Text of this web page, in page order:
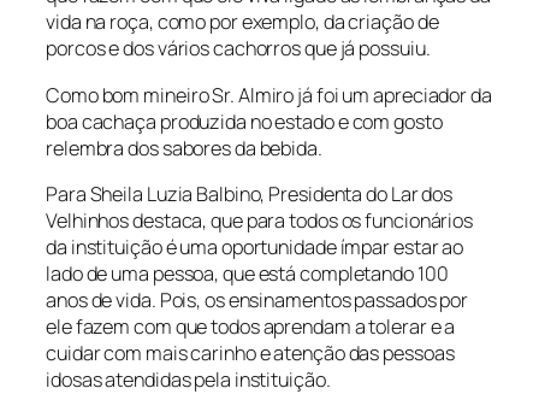
vida na roça, como por exemplo, da criação de
porcos e dos vários cachorros que já possuiu.
Como bom mineiro Sr. Almiro já foi um apreciador da
boa cachaça produzida no estado e com gosto
relembra dos sabores da bebida.
Para Sheila Luzia Balbino, Presidenta do Lar dos
Velhinhos destaca, que para todos os funcionários
da instituição é uma oportunidade ímpar estar ao
lado de uma pessoa, que está completando 100
anos de vida. Pois, os ensinamentos passados por
ele fazem com que todos aprendam a tolerar e a
cuidar com mais carinho e atenção das pessoas
idosas atendidas pela instituição.